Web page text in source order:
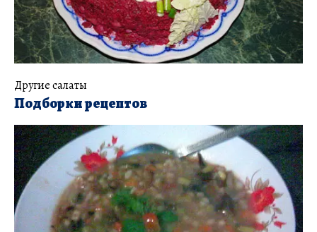
Другие салаты
Подборки рецептов